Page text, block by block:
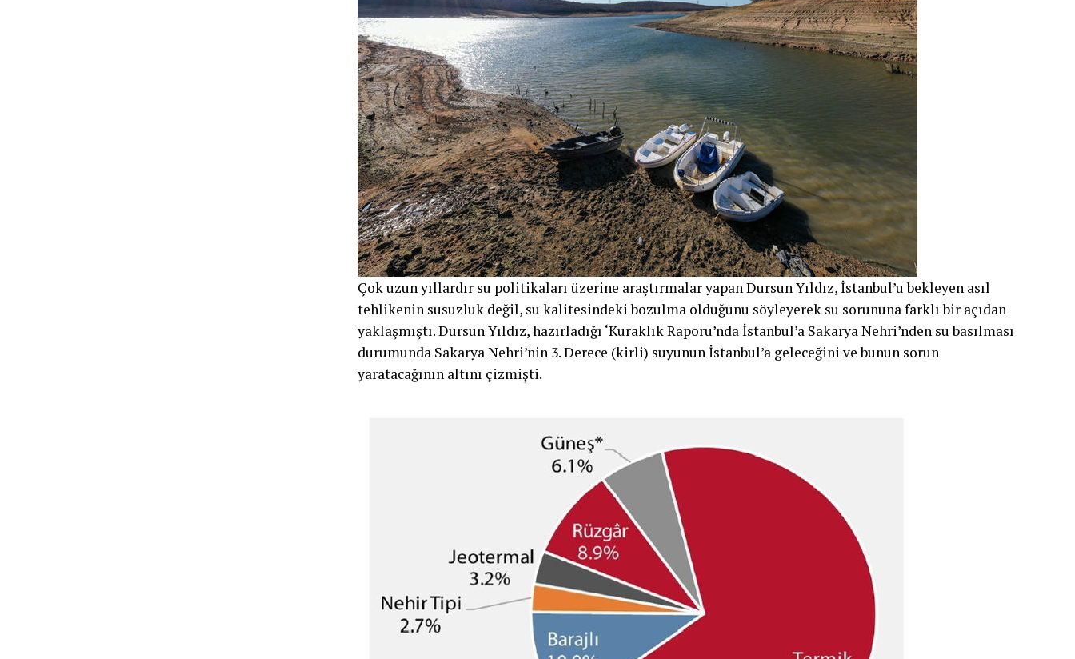
Çok uzun yıllardır su politikaları üzerine araştırmalar yapan Dursun Yıldız, İstanbul’u bekleyen asıl
tehlikenin susuzluk değil, su kalitesindeki bozulma olduğunu söyleyerek su sorununa farklı bir açıdan
yaklaşmıştı. Dursun Yıldız, hazırladığı ‘Kuraklık Raporu’nda İstanbul’a Sakarya Nehri’nden su basılması
durumunda Sakarya Nehri’nin 3. Derece (kirli) suyunun İstanbul’a geleceğini ve bunun sorun
yaratacağının altını çizmişti.